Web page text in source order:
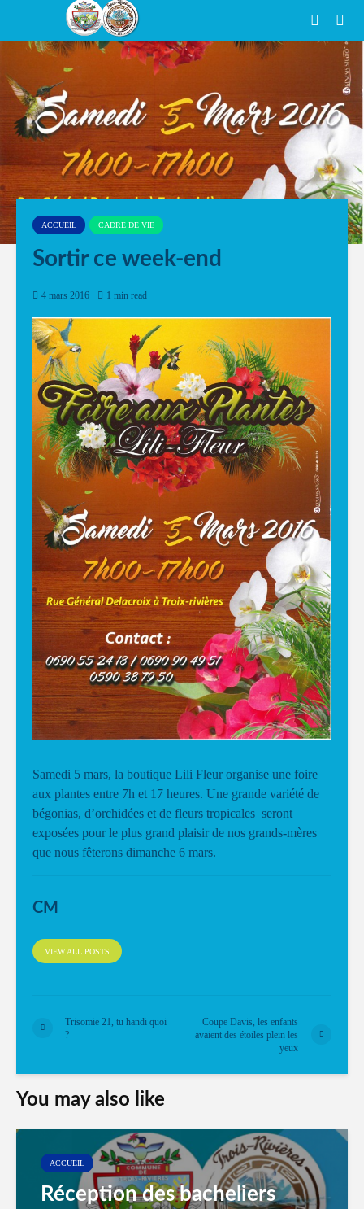
ACCUEIL CADRE DE VIE
Sortir ce week-end
4 mars 2016 1 min read
Samedi 5 mars, la boutique Lili Fleur organise une foire
aux plantes entre 7h et 17 heures. Une grande variété de
bégonias, d’orchidées et de fleurs tropicales seront
exposées pour le plus grand plaisir de nos grands-mères
que nous fêterons dimanche 6 mars.
CM
VIEW ALL POSTS
Trisomie 21, tu handi quoi
?
Coupe Davis, les enfants
avaient des étoiles plein les
yeux
You may also like
ACCUEIL
Réception des bacheliers